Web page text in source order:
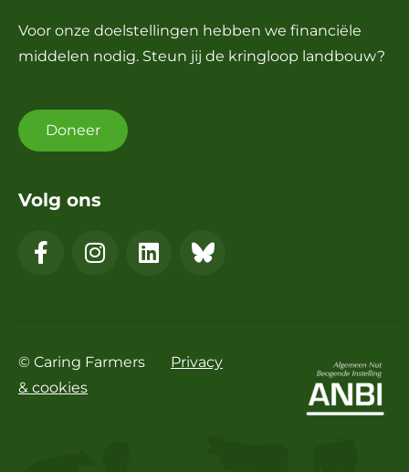
Voor onze doelstellingen hebben we financiële
middelen nodig. Steun jij de kringloop landbouw?
Doneer
Volg ons
© Caring Farmers Privacy
& cookies